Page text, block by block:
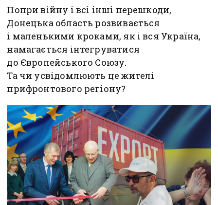
Попри війну і всі інші перешкоди,
Донецька область розвивається
і маленькими кроками, як і вся Україна,
намагається інтегруватися
до Європейського Союзу.
Та чи усвідомлюють це жителі
прифронтового регіону?